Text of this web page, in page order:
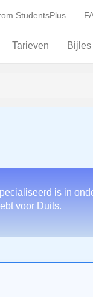
StudentsPlus
Tarieven
is in
voor Duits.